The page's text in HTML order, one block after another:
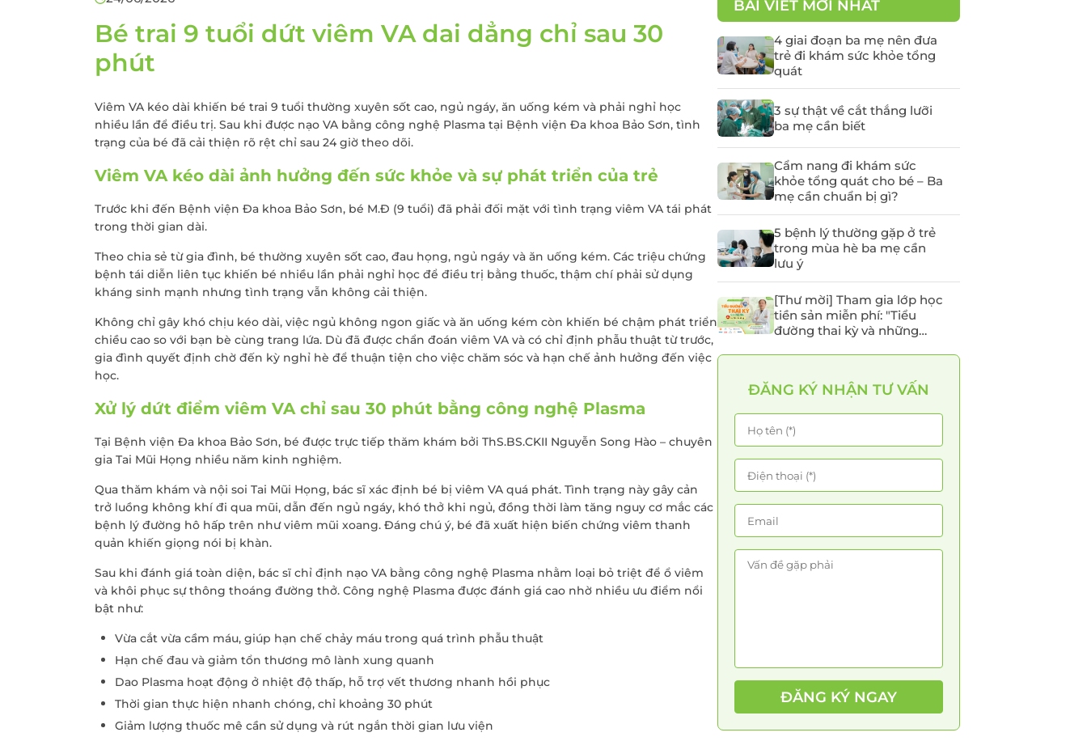
Khám sức khỏe theo
công ty
Khám sức khỏe xuất
khẩu lao động
mãn kinh
Phẫu thuật Ung thư đại
Điều trị viêm lộ tuyến
cổ tử cung
Cấy que tránh thai
Tiêm chủng cho trẻ em
và người lớn
Gói xét nghiệm vi chất
dinh dưỡng
Điều trị hiếm muộn -
Hỗ trợ sinh sản
Tầm soát Ung thư Tiền
liệt tuyến
Tầm soát Ung thư phụ
khoa
Tầm soát ung thư vú
Bé trai 9 tuổi dứt viêm VA dai dẳng chỉ sau 30
phút
Viêm VA kéo dài khiến bé trai 9 tuổi thường xuyên sốt cao, ngủ ngáy, ăn uống kém và phải nghỉ học
nhiều lần để điều trị. Sau khi được nạo VA bằng công nghệ Plasma tại Bệnh viện Đa khoa Bảo Sơn, tình
trạng của bé đã cải thiện rõ rệt chỉ sau 24 giờ theo dõi.
Viêm VA kéo dài ảnh hưởng đến sức khỏe và sự phát triển của trẻ
Trước khi đến Bệnh viện Đa khoa Bảo Sơn, bé M.Đ (9 tuổi) đã phải đối mặt với tình trạng viêm VA tái phát
trong thời gian dài.
Theo chia sẻ từ gia đình, bé thường xuyên sốt cao, đau họng, ngủ ngáy và ăn uống kém. Các triệu chứng
bệnh tái diễn liên tục khiến bé nhiều lần phải nghỉ học để điều trị bằng thuốc, thậm chí phải sử dụng
kháng sinh mạnh nhưng tình trạng vẫn không cải thiện.
Không chỉ gây khó chịu kéo dài, việc ngủ không ngon giấc và ăn uống kém còn khiến bé chậm phát triển
chiều cao so với bạn bè cùng trang lứa. Dù đã được chẩn đoán viêm VA và có chỉ định phẫu thuật từ trước,
gia đình quyết định chờ đến kỳ nghỉ hè để thuận tiện cho việc chăm sóc và hạn chế ảnh hưởng đến việc
học.
Xử lý dứt điểm viêm VA chỉ sau 30 phút bằng công nghệ Plasma
Tại Bệnh viện Đa khoa Bảo Sơn, bé được trực tiếp thăm khám bởi ThS.BS.CKII Nguyễn Song Hào – chuyên
gia Tai Mũi Họng nhiều năm kinh nghiệm.
Qua thăm khám và nội soi Tai Mũi Họng, bác sĩ xác định bé bị viêm VA quá phát. Tình trạng này gây cản
trở luồng không khí đi qua mũi, dẫn đến ngủ ngáy, khó thở khi ngủ, đồng thời làm tăng nguy cơ mắc các
bệnh lý đường hô hấp trên như viêm mũi xoang. Đáng chú ý, bé đã xuất hiện biến chứng viêm thanh
quản khiến giọng nói bị khàn.
Sau khi đánh giá toàn diện, bác sĩ chỉ định nạo VA bằng công nghệ Plasma nhằm loại bỏ triệt để ổ viêm
và khôi phục sự thông thoáng đường thở. Công nghệ Plasma được đánh giá cao nhờ nhiều ưu điểm nổi
bật như:
Vừa cắt vừa cầm máu, giúp hạn chế chảy máu trong quá trình phẫu thuật
Hạn chế đau và giảm tổn thương mô lành xung quanh
Dao Plasma hoạt động ở nhiệt độ thấp, hỗ trợ vết thương nhanh hồi phục
Thời gian thực hiện nhanh chóng, chỉ khoảng 30 phút
Giảm lượng thuốc mê cần sử dụng và rút ngắn thời gian lưu viện
BÀI VIẾT MỚI NHẤT
4 giai đoạn ba mẹ nên đưa
trẻ đi khám sức khỏe tổng
quát
3 sự thật về cắt thắng lưỡi
ba mẹ cần biết
Cẩm nang đi khám sức
khỏe tổng quát cho bé – Ba
mẹ cần chuẩn bị gì?
5 bệnh lý thường gặp ở trẻ
trong mùa hè ba mẹ cần
lưu ý
[Thư mời] Tham gia lớp học
tiền sản miễn phí: "Tiểu
đường thai kỳ và những
ĐĂNG KÝ NHẬN TƯ VẤN
ĐĂNG KÝ NGAY